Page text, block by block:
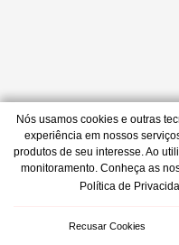
Nós usamos cookies e outras
experiência em nossos
produtos de seu interesse. Ao
monitoramento. Conheça as
Política de
Recusar Cookies